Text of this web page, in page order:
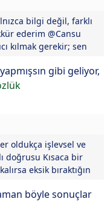
bilgi değil, farklı
ederim @Cansu
kılmak gerekir; sen
gibi geliyor,
oldukça işlevsel ve
doğrusu Kısaca bir
eksik bıraktığın
böyle sonuçlar